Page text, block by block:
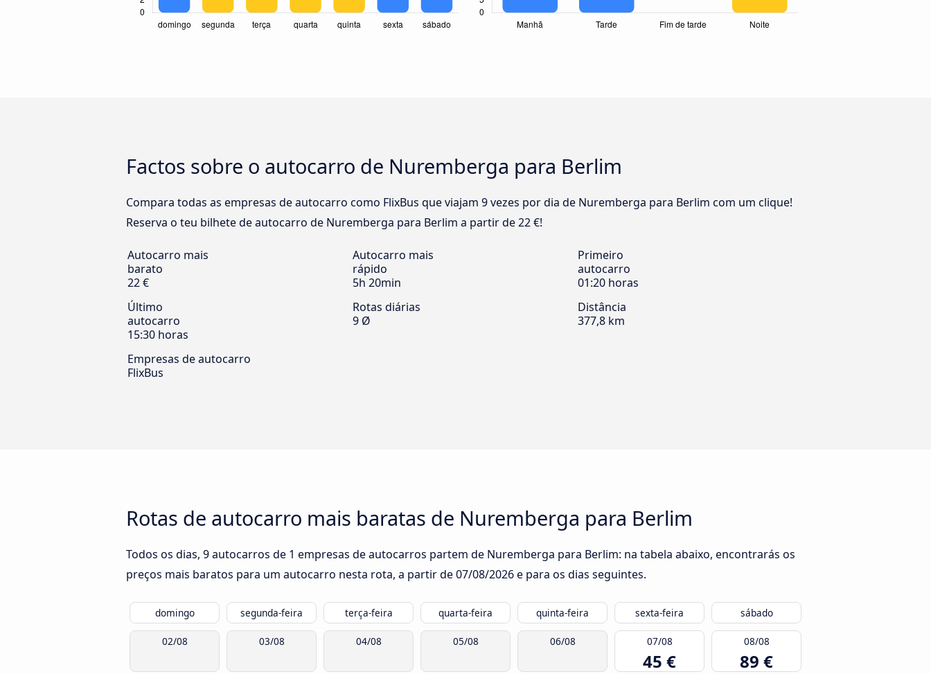
Factos sobre o autocarro de Nuremberga para Berlim
Compara todas as empresas de autocarro como FlixBus que viajam 9 vezes por dia de Nuremberga para Berlim com um clique!
Reserva o teu bilhete de autocarro de Nuremberga para Berlim a partir de 22 €!
Autocarro mais
barato
22 €
Autocarro mais
rápido
5h 20min
Primeiro
autocarro
01:20 horas
Último
autocarro
15:30 horas
Rotas diárias
9 Ø
Distância
377,8 km
Empresas de autocarro
FlixBus
Rotas de autocarro mais baratas de Nuremberga para Berlim
Todos os dias, 9 autocarros de 1 empresas de autocarros partem de Nuremberga para Berlim: na tabela abaixo, encontrarás os
preços mais baratos para um autocarro nesta rota, a partir de07/08/2026e para os dias seguintes.
domingo segunda-feira terça-feira quarta-feira quinta-feira sexta-feira sábado
02/08 03/08 04/08 05/08 06/08 07/08
45 €
08/08
89 €